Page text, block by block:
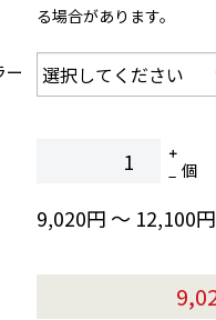
る場合があります。
ー
個
9,020円 ～ 12,100円